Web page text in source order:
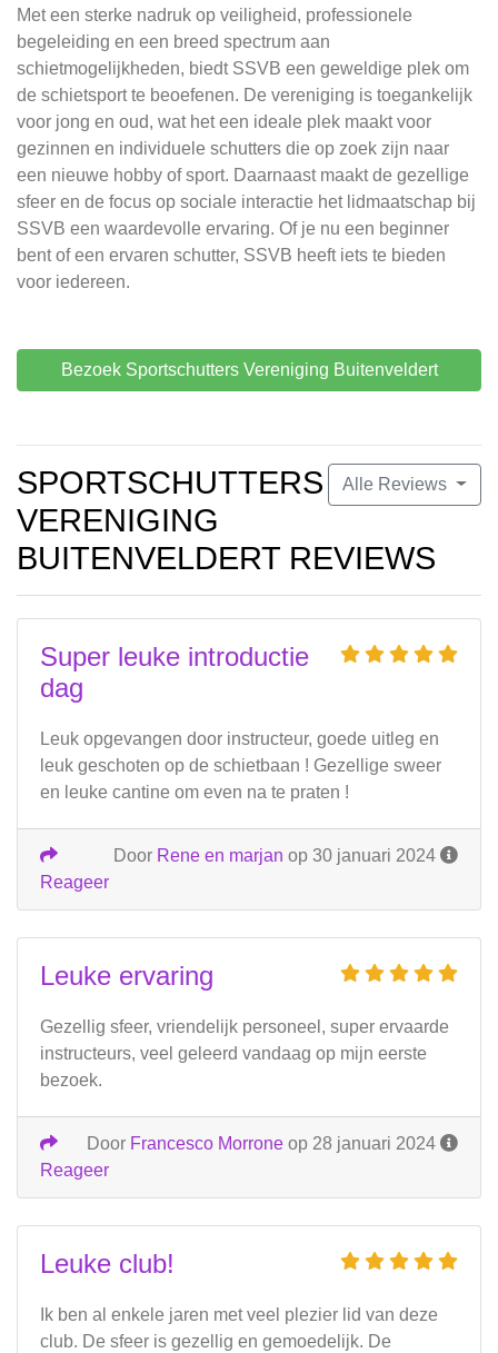
Met een sterke nadruk op veiligheid, professionele
begeleiding en een breed spectrum aan
schietmogelijkheden, biedt SSVB een geweldige plek om
de schietsport te beoefenen. De vereniging is toegankelijk
voor jong en oud, wat het een ideale plek maakt voor
gezinnen en individuele schutters die op zoek zijn naar
een nieuwe hobby of sport. Daarnaast maakt de gezellige
sfeer en de focus op sociale interactie het lidmaatschap bij
SSVB een waardevolle ervaring. Of je nu een beginner
bent of een ervaren schutter, SSVB heeft iets te bieden
voor iedereen.
Bezoek Sportschutters Vereniging Buitenveldert
Alle Reviews
SPORTSCHUTTERS
VERENIGING
BUITENVELDERT REVIEWS
Super leuke introductie
dag
Leuk opgevangen door instructeur, goede uitleg en
leuk geschoten op de schietbaan ! Gezellige sweer
en leuke cantine om even na te praten !
Door Rene en marjan op 30 januari 2024
Reageer
Leuke ervaring
Gezellig sfeer, vriendelijk personeel, super ervaarde
instructeurs, veel geleerd vandaag op mijn eerste
bezoek.
Door Francesco Morrone op 28 januari 2024
Reageer
Leuke club!
Ik ben al enkele jaren met veel plezier lid van deze
club. De sfeer is gezellig en gemoedelijk. De